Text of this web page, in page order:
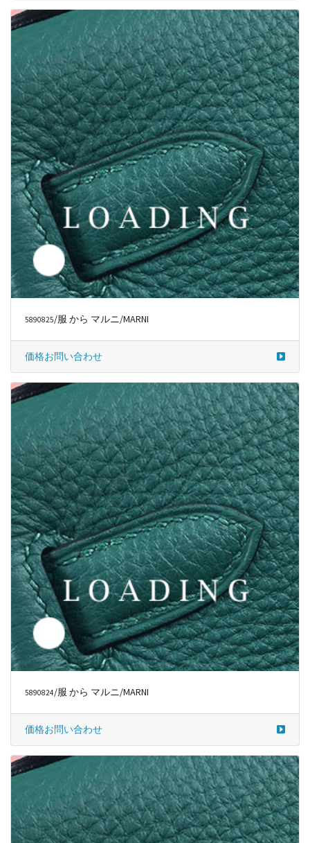
5890826 /服 から マルニ/MARNI
価格お問い合わせ
5890825 /服 から マルニ/MARNI
価格お問い合わせ
5890824 /服 から マルニ/MARNI
価格お問い合わせ